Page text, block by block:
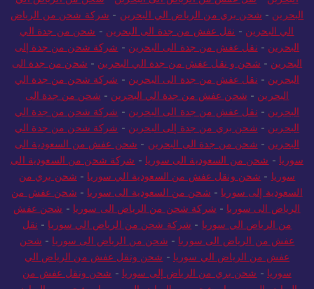
البحرين - شحن بري من الرياض الي البحرين - شركة شحن من الرياض
الي البحرين - نقل عفش من جدة الى البحرين - شحن من جدة الي
البحرين - نقل عفش من جدة الى البحرين - شركة شحن من جدة إلى
البحرين - شحن و نقل عفش من جدة الي البحرين - شحن من جدة الى
البحرين - نقل عفش من جدة الى البحرين - شركة شحن من جدة الي
البحرين - شحن عفش من جدة الي البحرين - شحن من جدة الى
البحرين - نقل عفش من جدة الى البحرين - شركة شحن من جدة الي
البحرين - شحن بري من جدة إلى البحرين - شركة شحن من جدة الي
البحرين - شحن من جدة الى البحرين - شحن عفش من السعودية الى
سوريا - شحن من السعودية الى سوريا - شركة شحن من السعودية الى
سوريا - شحن ونقل عفش من السعودية الي سوريا - شحن بري من
السعودية إلى سوريا - شحن من السعودية الى سوريا - شحن عفش من
الرياض الى سوريا - شركة شحن من الرياض الى سوريا - شحن عفش
من الرياض الي سوريا - شركة شحن من الرياض الي سوريا - نقل
عفش من الرياض الى سوريا - شحن من الرياض الى سوريا - شحن
عفش من الرياض الي سوريا - شحن ونقل عفش من الرياض الي
سوريا - شحن بري من الرياض إلى سوريا - شحن ونقل عفش من